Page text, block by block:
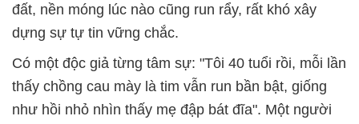
đất, nền móng lúc nào cũng run rẩy, rất khó xây
dựng sự tự tin vững chắc.
Có một độc giả từng tâm sự: "Tôi 40 tuổi rồi, mỗi lần
thấy chồng cau mày là tim vẫn run bần bật, giống
như hồi nhỏ nhìn thấy mẹ đập bát đĩa". Một người